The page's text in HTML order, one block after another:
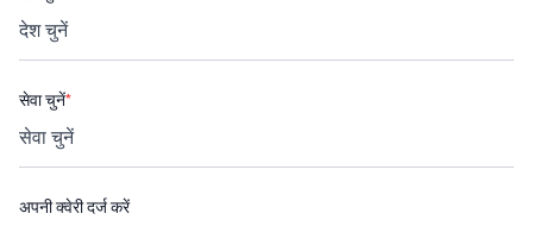
सेवा चुनें*
अपनी क्वेरी दर्ज करें